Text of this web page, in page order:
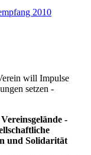
2010
will Impulse
setzen -
-
und Solidarität